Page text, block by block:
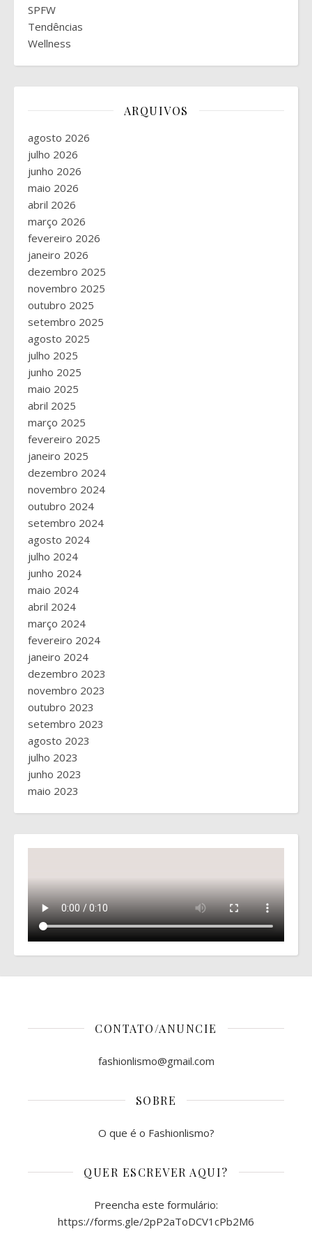
SPFW
Tendências
Wellness
ARQUIVOS
agosto 2026
julho 2026
junho 2026
maio 2026
abril 2026
março 2026
fevereiro 2026
janeiro 2026
dezembro 2025
novembro 2025
outubro 2025
setembro 2025
agosto 2025
julho 2025
junho 2025
maio 2025
abril 2025
março 2025
fevereiro 2025
janeiro 2025
dezembro 2024
novembro 2024
outubro 2024
setembro 2024
agosto 2024
julho 2024
junho 2024
maio 2024
abril 2024
março 2024
fevereiro 2024
janeiro 2024
dezembro 2023
novembro 2023
outubro 2023
setembro 2023
agosto 2023
julho 2023
junho 2023
maio 2023
CONTATO/ANUNCIE
fashionlismo@gmail.com
SOBRE
O que é o Fashionlismo?
QUER ESCREVER AQUI?
Preencha este formulário:
https://forms.gle/2pP2aToDCV1cPb2M6